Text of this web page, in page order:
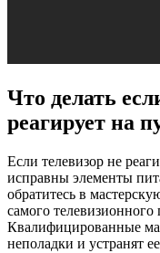
Что делать
реагирует на
Если телевизор не
исправны элементы
обратитесь в
самого
Квалифицированные
неполадки и устранят